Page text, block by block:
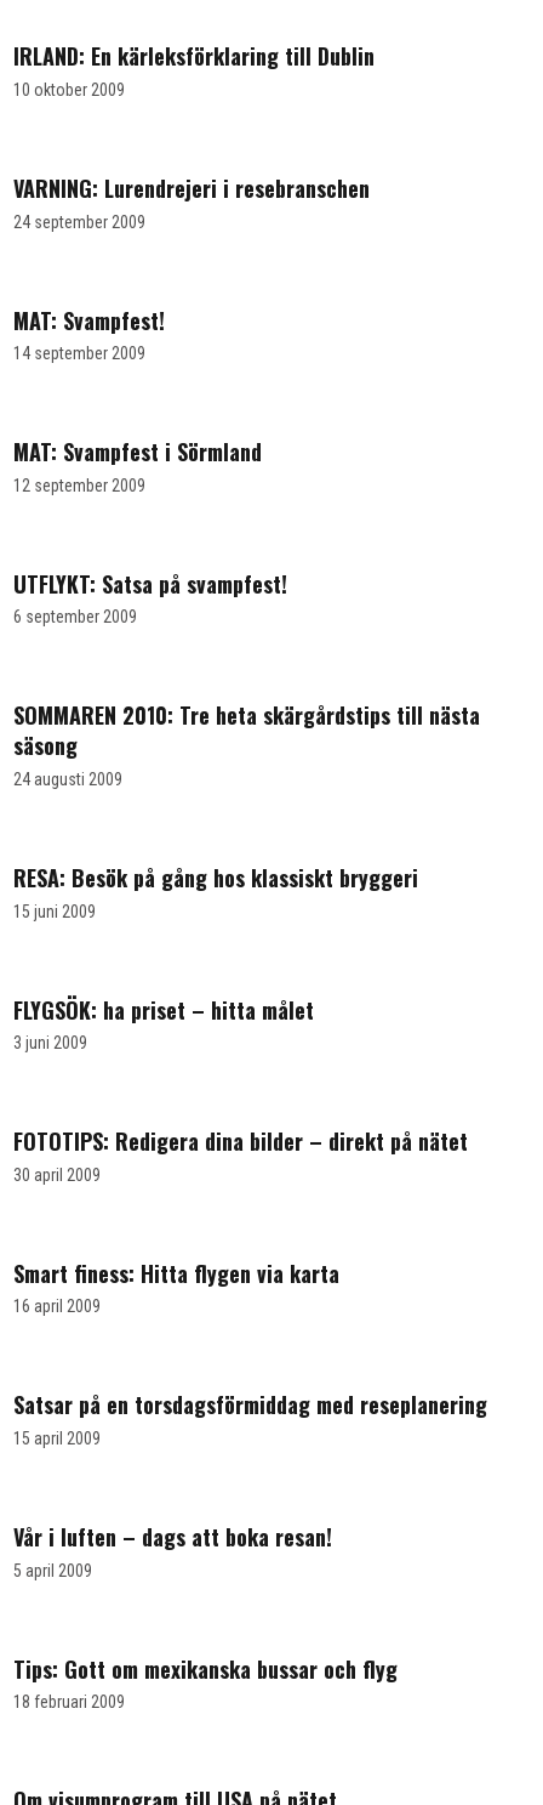
IRLAND: En kärleksförklaring till Dublin
10 oktober 2009
VARNING: Lurendrejeri i resebranschen
24 september 2009
MAT: Svampfest!
14 september 2009
MAT: Svampfest i Sörmland
12 september 2009
UTFLYKT: Satsa på svampfest!
6 september 2009
SOMMAREN 2010: Tre heta skärgårdstips till nästa
säsong
24 augusti 2009
RESA: Besök på gång hos klassiskt bryggeri
15 juni 2009
FLYGSÖK: ha priset – hitta målet
3 juni 2009
FOTOTIPS: Redigera dina bilder – direkt på nätet
30 april 2009
Smart finess: Hitta flygen via karta
16 april 2009
Satsar på en torsdagsförmiddag med reseplanering
15 april 2009
Vår i luften – dags att boka resan!
5 april 2009
Tips: Gott om mexikanska bussar och flyg
18 februari 2009